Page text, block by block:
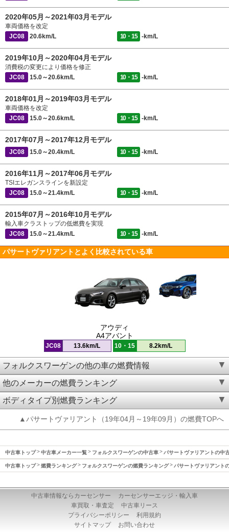
2020年05月～2021年03月モデル
車両価格を改定
JC08
20.6km/L 10・15 -km/L
2019年10月～2020年04月モデル
消費税の変更により価格を修正
JC08
15.0～20.6km/L 10・15 -km/L
2018年01月～2019年03月モデル
車両価格を改定
JC08
15.0～20.6km/L 10・15 -km/L
2017年07月～2017年12月モデル
JC08 15.0～20.4km/L 10・15 -km/L
2016年11月～2017年06月モデル
TSIエレガンスラインを新設定
JC08
15.0～21.4km/L 10・15 -km/L
2015年07月～2016年10月モデル
輸入車クラストップの低燃費を実現
JC08
15.0～21.4km/L 10・15 -km/L
パサートヴァリアントとよく比較されている車
アウディ
A4アバント
JC08 13.6km/L 10・15 8.2km/L
フォルクスワーゲンの他の車の燃費情報
他のメーカーの燃費ランキング
ボディタイプ別燃費ランキング
▲パサートヴァリアント（19年04月～19年09月）の燃費TOPへ
中古車トップ 中古車メーカー一覧 フォルクスワーゲンの中古車 パサートヴァリアントの中
中古車トップ 燃費ランキング フォルクスワーゲンの燃費ランキング パサートヴァリアント
中古車情報ならカーセンサー
カーセンサーエッジ・輸入車
車買取・車査定
中古車リース
プライバシーポリシー
利用規約
サイトマップ
お問い合わせ